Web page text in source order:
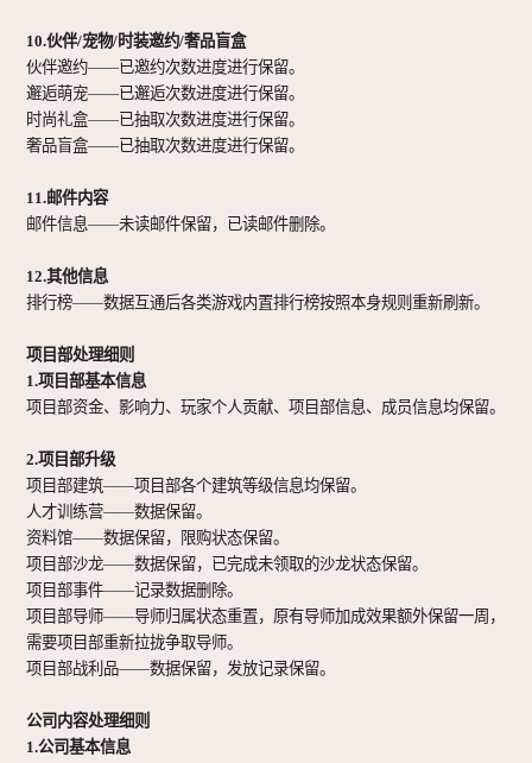
10.伙伴/宠物/时装邀约/奢品盲盒
伙伴邀约——已邀约次数进度进行保留。
邂逅萌宠——已邂逅次数进度进行保留。
时尚礼盒——已抽取次数进度进行保留。
奢品盲盒——已抽取次数进度进行保留。
11.邮件内容
邮件信息——未读邮件保留，已读邮件删除。
12.其他信息
排行榜——数据互通后各类游戏内置排行榜按照本身规则重新刷新。
项目部处理细则
1.项目部基本信息
项目部资金、影响力、玩家个人贡献、项目部信息、成员信息均保留。
2.项目部升级
项目部建筑——项目部各个建筑等级信息均保留。
人才训练营——数据保留。
资料馆——数据保留，限购状态保留。
项目部沙龙——数据保留，已完成未领取的沙龙状态保留。
项目部事件——记录数据删除。
项目部导师——导师归属状态重置，原有导师加成效果额外保留一周，
需要项目部重新拉拢争取导师。
项目部战利品——数据保留，发放记录保留。
公司内容处理细则
1.公司基本信息